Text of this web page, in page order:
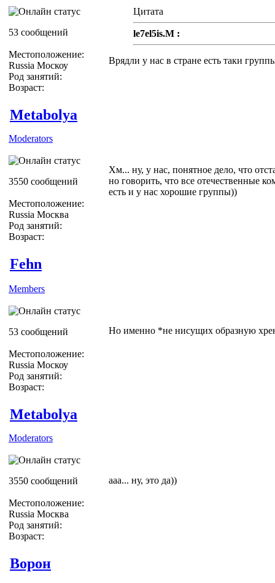
53 сообщений
Местоположение:
Russia Москоу
Род занятий:
Возраст:
Цитата
le7el5is.M :
Врядли у нас в стране есть таки
Metabolya
Moderators
3550 сообщений
Местоположение:
Russia Москва
Род занятий:
Возраст:
Хм... ну, у нас, понятное дело, что
но говорить, что все отечественные
есть и у нас хорошие группы))
Fehn
Members
53 сообщений
Местоположение:
Russia Москоу
Род занятий:
Возраст:
Но именно *не нисущих образную
Metabolya
Moderators
3550 сообщений
Местоположение:
Russia Москва
Род занятий:
Возраст:
ааа... ну, это да))
Ворон